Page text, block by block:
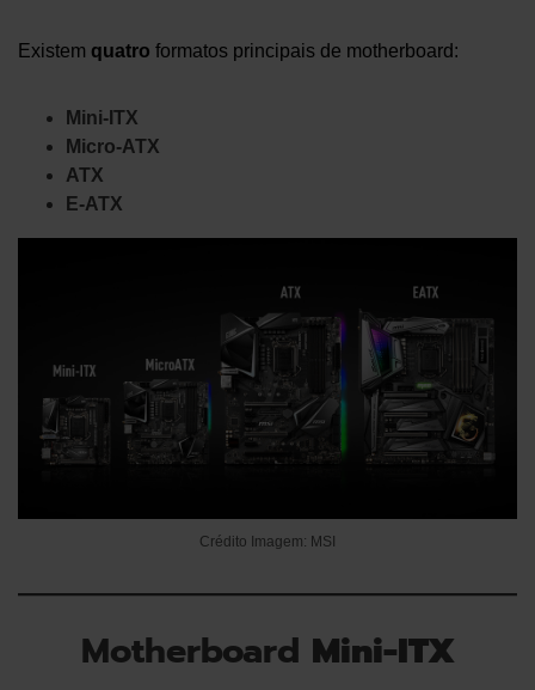
Existem quatro formatos principais de motherboard:
Mini-ITX
Micro-ATX
ATX
E-ATX
Crédito Imagem: MSI
Motherboard Mini-ITX